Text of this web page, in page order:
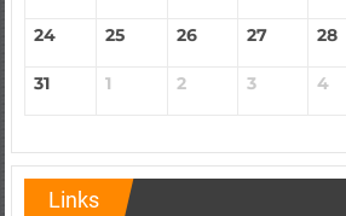
24 25 26 27 28
31 1 2 3 4
Links